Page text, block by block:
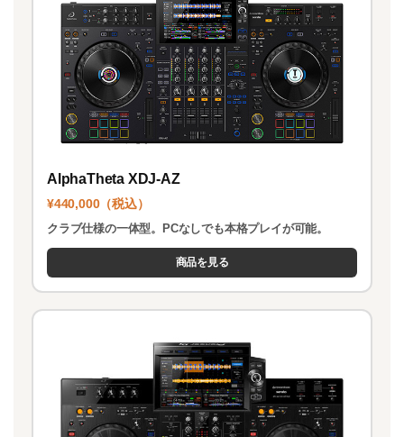
AlphaTheta XDJ-AZ
¥440,000（税込）
クラブ仕様の一体型。PCなしでも本格プレイが可能。
商品を見る